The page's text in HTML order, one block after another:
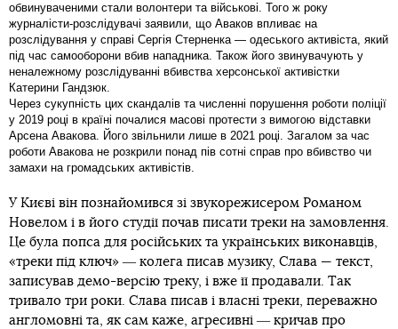
обвинуваченими стали волонтери та військові. Того ж року
журналісти-розслідувачі заявили, що Аваков впливає на
розслідування у справі Сергія Стерненка — одеського активіста, який
під час самооборони вбив нападника. Також його звинувачують у
неналежному розслідуванні вбивства херсонської активістки
Катерини Гандзюк.
Через сукупність цих скандалів та численні порушення роботи поліції
у 2019 році в країні почалися масові протести з вимогою відставки
Арсена Авакова. Його звільнили лише в 2021 році. Загалом за час
роботи Авакова не розкрили понад пів сотні справ про вбивство чи
замахи на громадських активістів.
У Києві він познайомився зі звукорежисером Романом
Новелом і в його студії почав писати треки на замовлення.
Це була попса для російських та українських виконавців,
«треки під ключ» ― колега писав музику, Слава — текст,
записував демо-версію треку, і вже її продавали. Так
тривало три роки. Слава писав і власні треки, переважно
англомовні та, як сам каже, агресивні ― кричав про